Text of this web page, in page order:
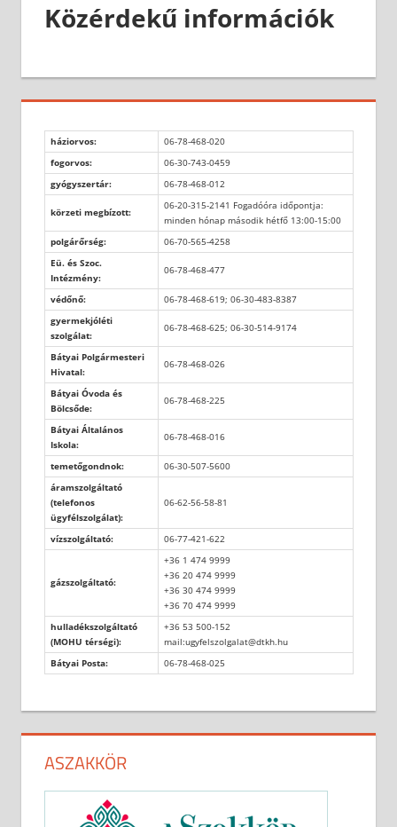
Közérdekű információk
háziorvos:
06-78-468-020
fogorvos:
06-30-743-0459
gyógyszertár:
06-78-468-012
körzeti megbízott:
06-20-315-2141 Fogadóóra időpontja:
minden hónap második hétfő 13:00-15:00
polgárőrség:
06-70-565-4258
Eü. és Szoc.
Intézmény:
06-78-468-477
védőnő:
06-78-468-619; 06-30-483-8387
gyermekjóléti
szolgálat:
06-78-468-625; 06-30-514-9174
Bátyai Polgármesteri
Hivatal:
06-78-468-026
Bátyai Óvoda és
Bölcsőde:
06-78-468-225
Bátyai Általános
Iskola:
06-78-468-016
temetőgondnok:
06-30-507-5600
áramszolgáltató
(telefonos
ügyfélszolgálat):
06-62-56-58-81
vízszolgáltató: 06-77-421-622
gázszolgáltató:
+36 1 474 9999
+36 20 474 9999
+36 30 474 9999
+36 70 474 9999
hulladékszolgáltató
(MOHU térségi):
+36 53 500-152
mail:ugyfelszolgalat@dtkh.hu
Bátyai Posta:
06-78-468-025
ASZAKKÖR